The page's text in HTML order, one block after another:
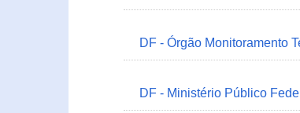
DF - Órgão Monitoramento
DF - Ministério Público